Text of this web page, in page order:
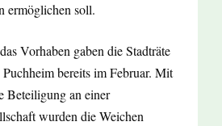
ermöglichen soll.
Vorhaben gaben die Stadträte
bereits im Februar. Mit
Beteiligung an einer
wurden die Weichen